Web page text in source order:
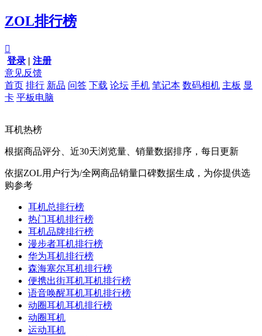
ZOL排行榜

登录 | 注册
意见反馈
首页 排行 新品 问答 下载 论坛 手机 笔记本 数码相机 主板 显
卡 平板电脑
耳机热榜
根据商品评分、近30天浏览量、销量数据排序，每日更新
依据ZOL用户行为/全网商品销量口碑数据生成，为你提供选
购参考
耳机总排行榜
热门耳机排行榜
耳机品牌排行榜
漫步者耳机排行榜
华为耳机排行榜
森海塞尔耳机排行榜
便携出街耳机耳机排行榜
语音唤醒耳机耳机排行榜
动圈耳机耳机排行榜
动圈耳机
运动耳机